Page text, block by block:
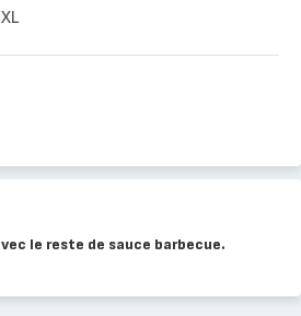
le reste de sauce barbecue.